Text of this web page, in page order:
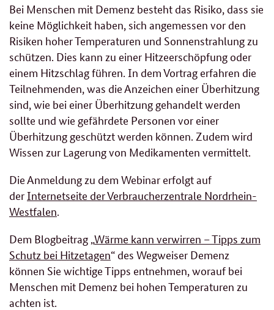
Bei Menschen mit Demenz besteht das Risiko, dass sie
keine Möglichkeit haben, sich angemessen vor den
Risiken hoher Temperaturen und Sonnenstrahlung zu
schützen. Dies kann zu einer Hitzeerschöpfung oder
einem Hitzschlag führen. In dem Vortrag erfahren die
Teilnehmenden, was die Anzeichen einer Überhitzung
sind, wie bei einer Überhitzung gehandelt werden
sollte und wie gefährdete Personen vor einer
Überhitzung geschützt werden können. Zudem wird
Wissen zur Lagerung von Medikamenten vermittelt.
Die Anmeldung zu dem Webinar erfolgt auf
derInternetseite der Verbraucherzentrale Nordrhein-
Westfalen
Dem Blogbeitrag „ Wärme kann verwirren – Tipps zum
Schutz bei Hitzetagen“ des Wegweiser Demenz
können Sie wichtige Tipps entnehmen, worauf bei
Menschen mit Demenz bei hohen Temperaturen zu
achten ist.